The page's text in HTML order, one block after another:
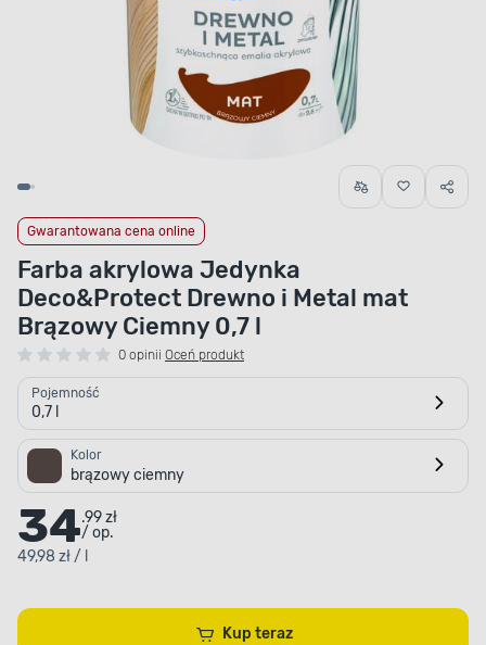
Gwarantowana cena online
Farba akrylowa Jedynka
Deco&Protect Drewno i Metal mat
Brązowy Ciemny 0,7 l
0 opinii Oceń produkt
Pojemność
0,7 l
Kolor
brązowy ciemny
34.99 zł
/ op.
49,98 zł / l
Kup teraz